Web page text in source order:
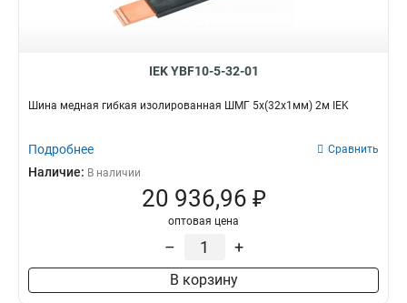
IEK YBF10-5-32-01
Шина медная гибкая изолированная ШМГ 5х(32х1мм) 2м IEK
Подробнее Сравнить
Наличие: В наличии
20 936,96 ₽
оптовая цена
– +
В корзину